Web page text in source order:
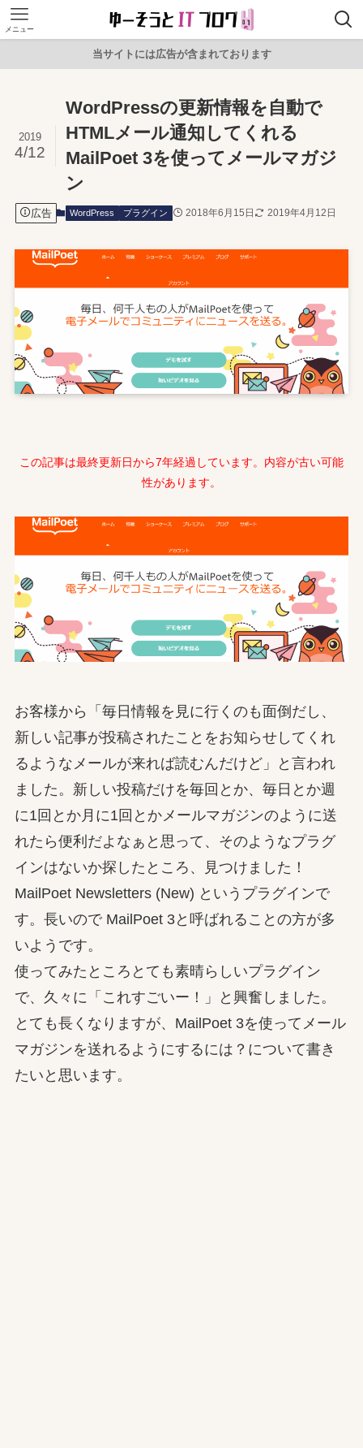
メニュー
当サイトには広告が含まれております
WordPressの更新情報を自動で
HTMLメール通知してくれる
MailPoet 3を使ってメールマガジ
ン
2019
4/12
広告 WordPress プラグイン 2018年6月15日 2019年4月12日
この記事は最終更新日から7年経過しています。内容が古い可能
性があります。
お客様から「毎日情報を見に行くのも面倒だし、
新しい記事が投稿されたことをお知らせしてくれ
るようなメールが来れば読むんだけど」と言われ
ました。新しい投稿だけを毎回とか、毎日とか週
に1回とか月に1回とかメールマガジンのように送
れたら便利だよなぁと思って、そのようなプラグ
インはないか探したところ、見つけました！
MailPoet Newsletters (New) というプラグインで
す。長いので MailPoet 3と呼ばれることの方が多
いようです。
使ってみたところとても素晴らしいプラグイン
で、久々に「これすごいー！」と興奮しました。
とても長くなりますが、MailPoet 3を使ってメール
マガジンを送れるようにするには？について書き
たいと思います。